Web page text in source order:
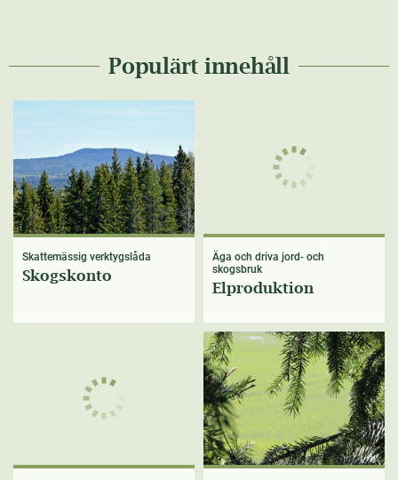
Populärt innehåll
Skattemässig verktygslåda
Skogskonto
Äga och driva jord- och
skogsbruk
Elproduktion